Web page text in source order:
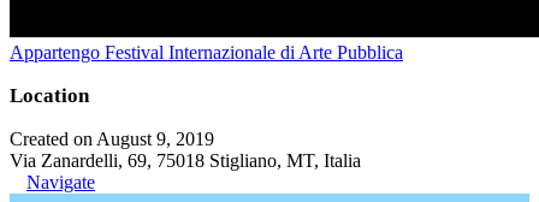
Appartengo Festival Internazionale di Arte Pubblica
Location
Created on August 9, 2019
Via Zanardelli, 69, 75018 Stigliano, MT, Italia
Navigate